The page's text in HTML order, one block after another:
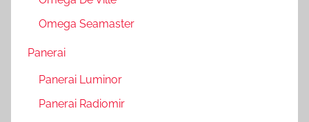
Omega Seamaster
Panerai
Panerai Luminor
Panerai Radiomir